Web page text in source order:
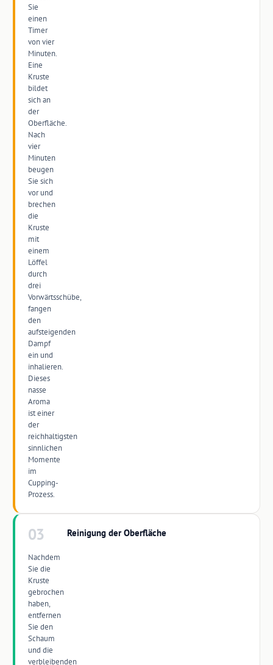
Sie
einen
Timer
von vier
Minuten.
Eine
Kruste
bildet
sich an
der
Oberfläche.
Nach
vier
Minuten
beugen
Sie sich
vor und
brechen
die
Kruste
mit
einem
Löffel
durch
drei
Vorwärtsschübe,
fangen
den
aufsteigenden
Dampf
ein und
inhalieren.
Dieses
nasse
Aroma
ist einer
der
reichhaltigsten
sinnlichen
Momente
im
Cupping-
Prozess.
03 Reinigung der Oberfläche
Nachdem
Sie die
Kruste
gebrochen
haben,
entfernen
Sie den
Schaum
und die
verbleibenden